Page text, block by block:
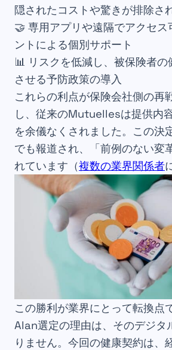
隠されたコストや驚きが排除さ
🤝 専用アプリや遠隔でアクセス
ントによる個別サポート
📊 リスクを低減し、被保険者の
させる予防政策の導入
これらの利点が保険会社側の再
し、従来のMutuellesは提供内
を余儀なくされました。この決
でも報道され、「前例のない変
れています（複数の業界関係者
この勝利が業界にとって転換点
Alan選定の理由は、そのデジタ
りません。今回の健康契約は、